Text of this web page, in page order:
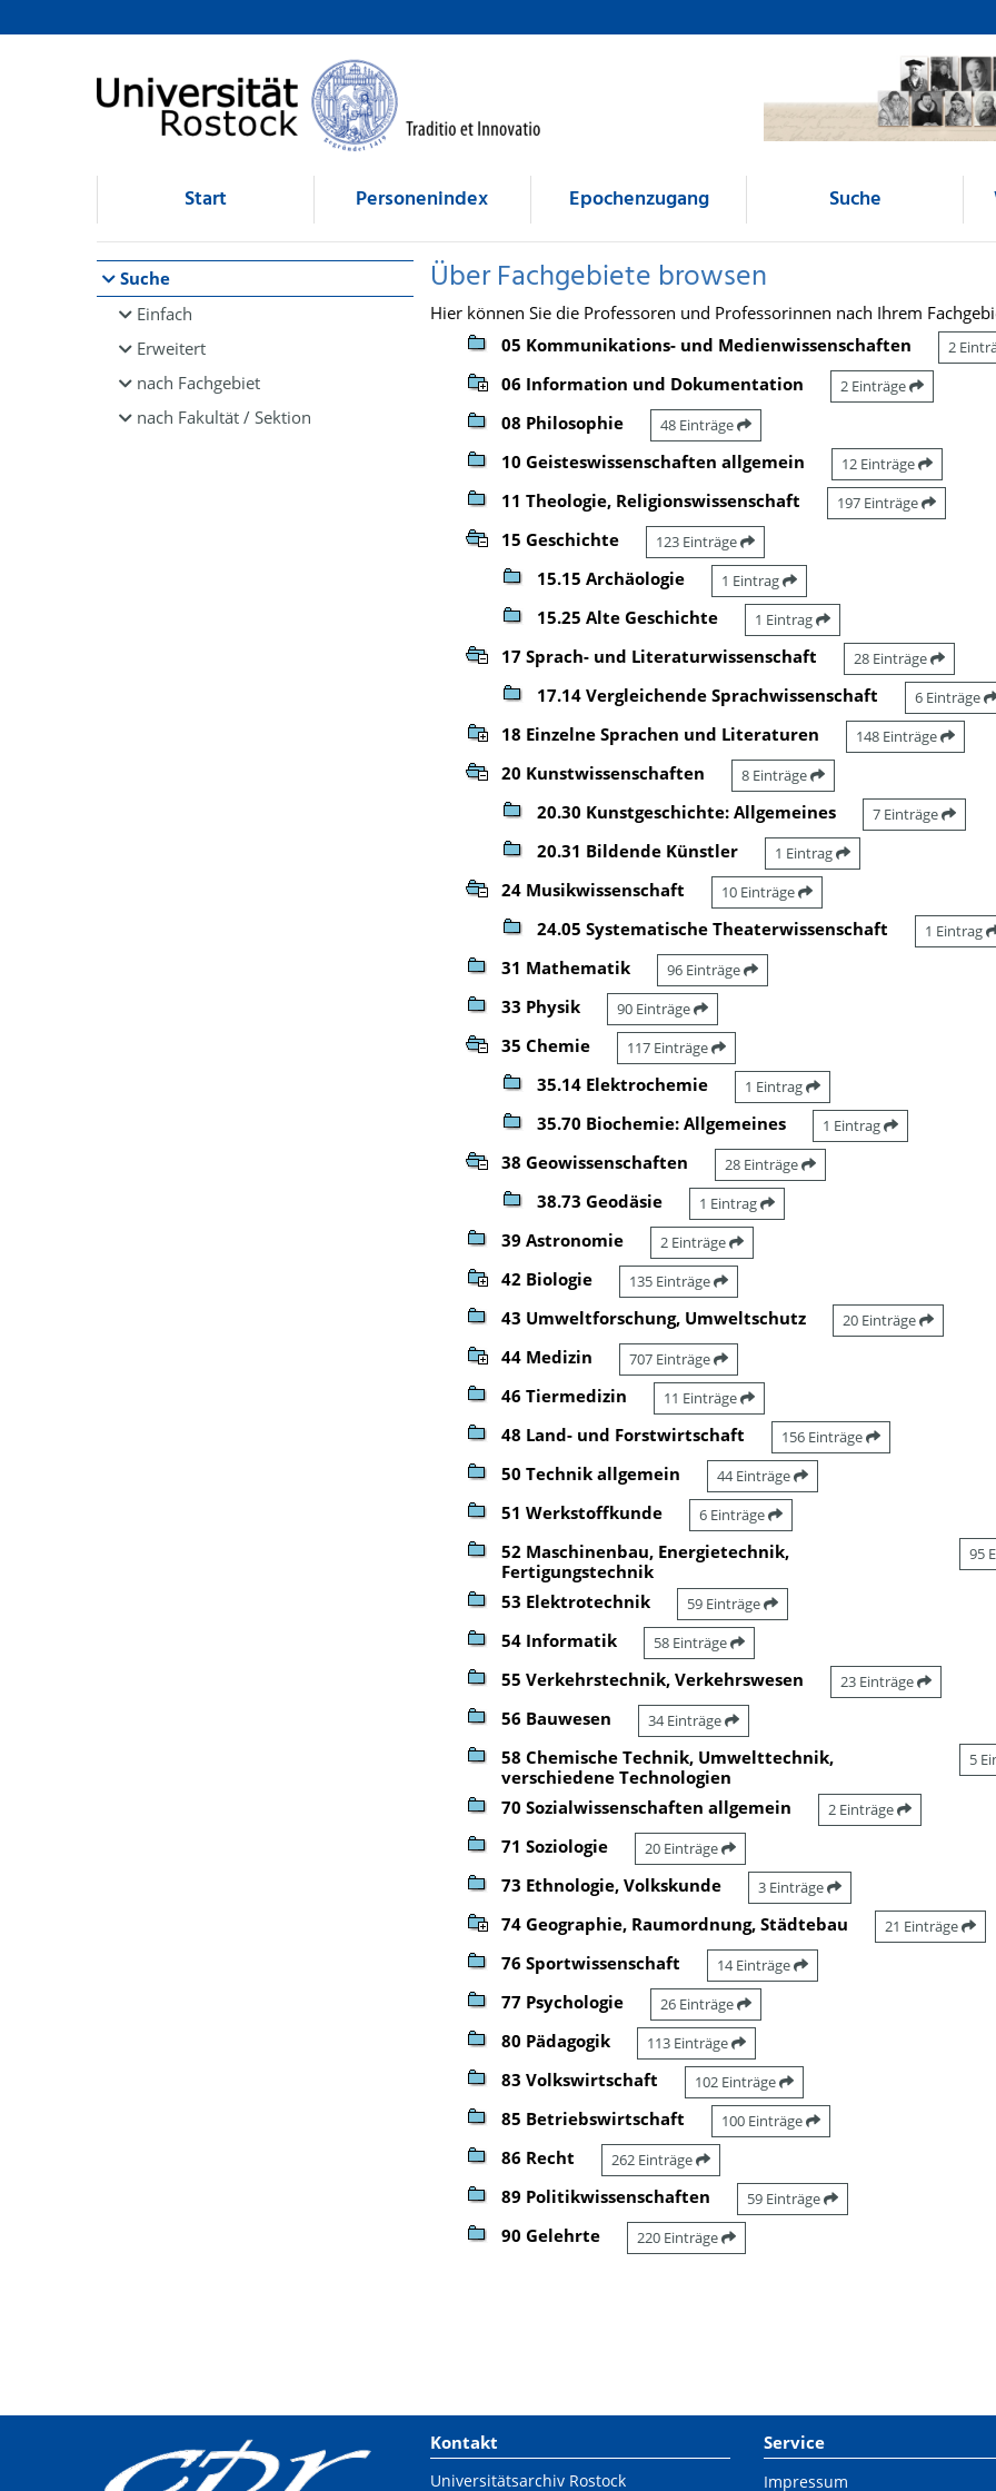
Browsen
direkt zum Inhalt
Start Personenindex Epochenzugang Suche
Suche
Einfach
Erweitert
nach Fachgebiet
nach Fakultät / Sektion
Über Fachgebiete browsen
Hier können Sie die Professoren und Professorinnen nach Ihrem
05 Kommunikations- und Medienwissenschaften
2
06 Information und Dokumentation 2 Einträge
08 Philosophie 48 Einträge
10 Geisteswissenschaften allgemein 12 Einträge
11 Theologie, Religionswissenschaft 197 Einträge
15 Geschichte 123 Einträge
15.15 Archäologie 1 Eintrag
15.25 Alte Geschichte 1 Eintrag
17 Sprach- und Literaturwissenschaft 28 Einträge
17.14 Vergleichende Sprachwissenschaft 6 Einträge
18 Einzelne Sprachen und Literaturen 148 Einträge
20 Kunstwissenschaften 8 Einträge
20.30 Kunstgeschichte: Allgemeines 7 Einträge
20.31 Bildende Künstler 1 Eintrag
24 Musikwissenschaft 10 Einträge
24.05 Systematische Theaterwissenschaft 1 Eintrag
31 Mathematik 96 Einträge
33 Physik 90 Einträge
35 Chemie 117 Einträge
35.14 Elektrochemie 1 Eintrag
35.70 Biochemie: Allgemeines 1 Eintrag
38 Geowissenschaften 28 Einträge
38.73 Geodäsie 1 Eintrag
39 Astronomie 2 Einträge
42 Biologie 135 Einträge
43 Umweltforschung, Umweltschutz 20 Einträge
44 Medizin 707 Einträge
46 Tiermedizin 11 Einträge
48 Land- und Forstwirtschaft 156 Einträge
50 Technik allgemein 44 Einträge
51 Werkstoffkunde 6 Einträge
52 Maschinenbau, Energietechnik,
Fertigungstechnik
95
53 Elektrotechnik 59 Einträge
54 Informatik 58 Einträge
55 Verkehrstechnik, Verkehrswesen 23 Einträge
56 Bauwesen 34 Einträge
58 Chemische Technik, Umwelttechnik,
verschiedene Technologien
5
70 Sozialwissenschaften allgemein 2 Einträge
71 Soziologie 20 Einträge
73 Ethnologie, Volkskunde 3 Einträge
74 Geographie, Raumordnung, Städtebau 21 Einträge
76 Sportwissenschaft 14 Einträge
77 Psychologie 26 Einträge
80 Pädagogik 113 Einträge
83 Volkswirtschaft 102 Einträge
85 Betriebswirtschaft 100 Einträge
86 Recht 262 Einträge
89 Politikwissenschaften 59 Einträge
90 Gelehrte 220 Einträge
Kontakt
Universitätsarchiv Rostock
Service
Impressum